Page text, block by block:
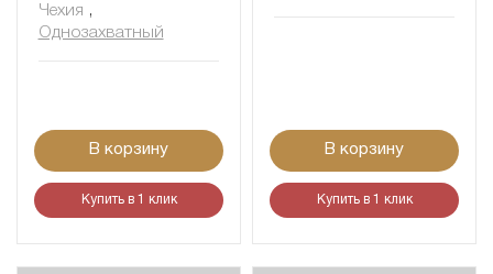
Чехия ,
Однозахватный
В корзину
Купить в 1 клик
В корзину
Купить в 1 клик